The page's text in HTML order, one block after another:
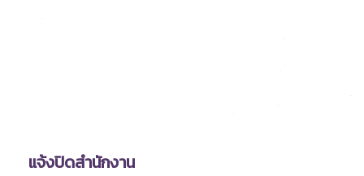
แจ้งปิดสำนักงาน